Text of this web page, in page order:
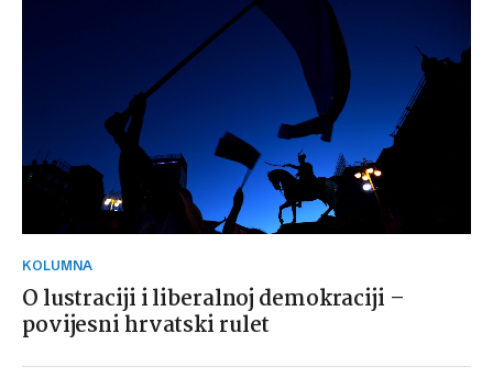
KOLUMNA
O lustraciji i liberalnoj demokraciji –
povijesni hrvatski rulet